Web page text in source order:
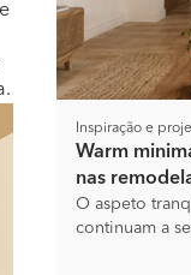
Inspiração e
Warm
nas
O aspeto
continuam a